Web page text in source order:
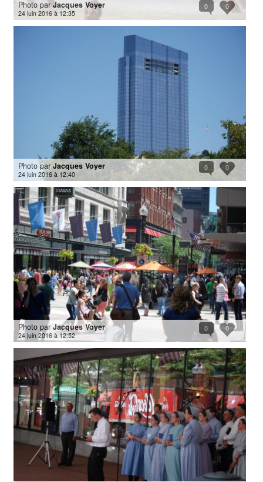
0
0
Photo par Jacques Voyer
24 juin 2016 à 12:35
0
0
Photo par Jacques Voyer
24 juin 2016 à 12:40
0
0
Photo par Jacques Voyer
24 juin 2016 à 12:52